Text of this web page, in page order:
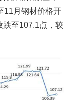
11月钢材价格开
跌至107.1点，较